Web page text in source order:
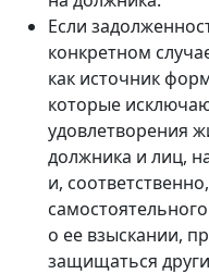
Если
конкретном
как источник
которые
удовлетворения
должника и лиц,
и,
о ее взыскании,
защищаться